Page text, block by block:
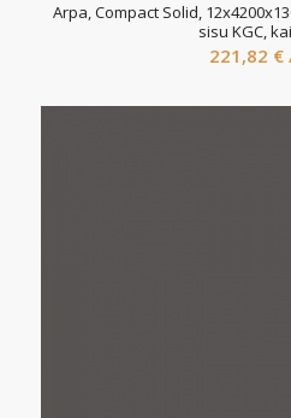
Arpa, Compact Solid,
sisu KGC,
221,82 €